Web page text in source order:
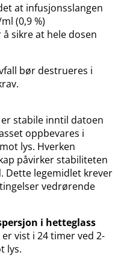
at infusjonsslangen
(0,9 %)
sikre at hele dosen
bør destrueres i
stabile inntil datoen
oppbevares i
lys. Hverken
påvirker stabiliteten
Dette legemidlet krever
vedrørende
i hetteglass
vist i 24 timer ved 2-
lys.